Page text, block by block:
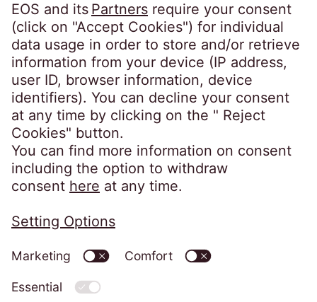
20099 Hamburg
Germany
crossborder@eos-solutions.com